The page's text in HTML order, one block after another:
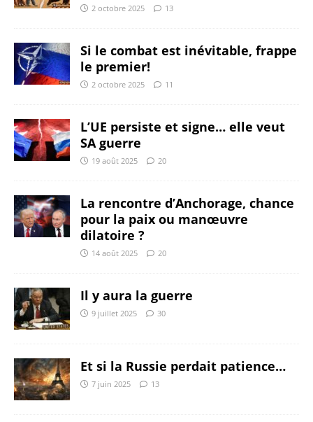
2 octobre 2025 13
Si le combat est inévitable, frappe
le premier!
2 octobre 2025 11
L’UE persiste et signe… elle veut
SA guerre
19 août 2025 20
La rencontre d’Anchorage, chance
pour la paix ou manœuvre
dilatoire ?
14 août 2025 20
Il y aura la guerre
9 juillet 2025 30
Et si la Russie perdait patience…
7 juin 2025 13